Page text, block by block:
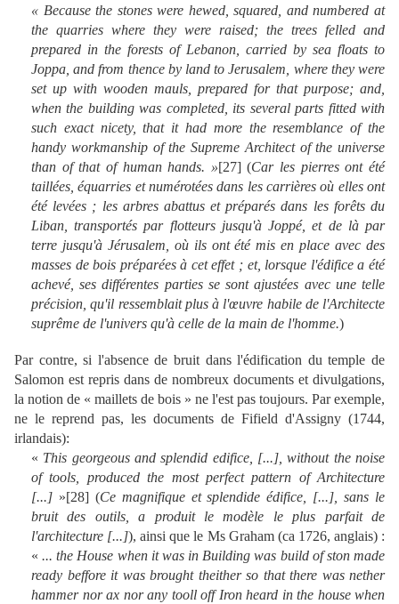
« Because the stones were hewed, squared, and numbered at
the quarries where they were raised; the trees felled and
prepared in the forests of Lebanon, carried by sea floats to
Joppa, and from thence by land to Jerusalem, where they were
set up with wooden mauls, prepared for that purpose; and,
when the building was completed, its several parts fitted with
such exact nicety, that it had more the resemblance of the
handy workmanship of the Supreme Architect of the universe
than of that of human hands. »[27](Car les pierres ont été
taillées, équarries et numérotées dans les carrières où elles ont
été levées ; les arbres abattus et préparés dans les forêts du
Liban, transportés par flotteurs jusqu'à Joppé, et de là par
terre jusqu'à Jérusalem, où ils ont été mis en place avec des
masses de bois préparées à cet effet ; et, lorsque l'édifice a été
achevé, ses différentes parties se sont ajustées avec une telle
précision, qu'il ressemblait plus à l'œuvre habile de l'Architecte
suprême de l'univers qu'à celle de la main de l'homme.)
Par contre, si l'absence de bruit dans l'édification du temple de
Salomon est repris dans de nombreux documents et divulgations,
la notion de « maillets de bois » ne l'est pas toujours. Par exemple,
ne le reprend pas, les documents de Fifield d'Assigny (1744,
irlandais):
« This georgeous and splendid edifice, [...], without the noise
of tools, produced the most perfect pattern of Architecture
[...] »[28] (Ce magnifique et splendide édifice, [...], sans le
bruit des outils, a produit le modèle le plus parfait de
l'architecture [...]), ainsi que le Ms Graham (ca 1726, anglais) :
« ... the House when it was in Building was build of ston made
ready beffore it was brought theither so that there was nether
hammer nor ax nor any tooll off Iron heard in the house when